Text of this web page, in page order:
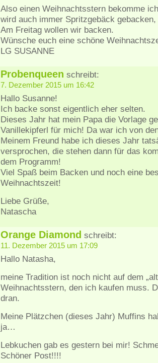
Also einen Weihnachtsstern bekomme
wird auch immer Spritzgebäck
Am Freitag wollen wir backen.
Wünsche euch eine schöne
LG SUSANNE
Probenqueen schreibt:
7. Dezember 2015 um 16:42
Hallo Susanne!
Ich backe sonst eigentlich eher selten.
Dieses Jahr hat mein Papa die Vorlage
Vanillekipferl für mich! Da war ich von
Meinem Freund habe ich dieses Jahr
versprochen, die stehen dann für das
dem Programm!
Viel Spaß beim Backen und noch eine
Weihnachtszeit!
Liebe Grüße,
Natascha
Orange Diamond schreibt:
11. Dezember 2015 um 17:09
Hallo Natasha,
meine Tradition ist noch nicht auf dem
Weihnachtsstern, den ich kaufen muss.
dran.
Meine Plätzchen (dieses Jahr) Muffins
ja…
Lebkuchen gab es gestern bei mir!
Schöner Post!!!!